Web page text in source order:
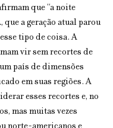
que “a noite
que a geração atual parou
tipo de coisa. A
vir sem recortes de
país de dimensões
em suas regiões. A
esses recortes e, no
mas muitas vezes